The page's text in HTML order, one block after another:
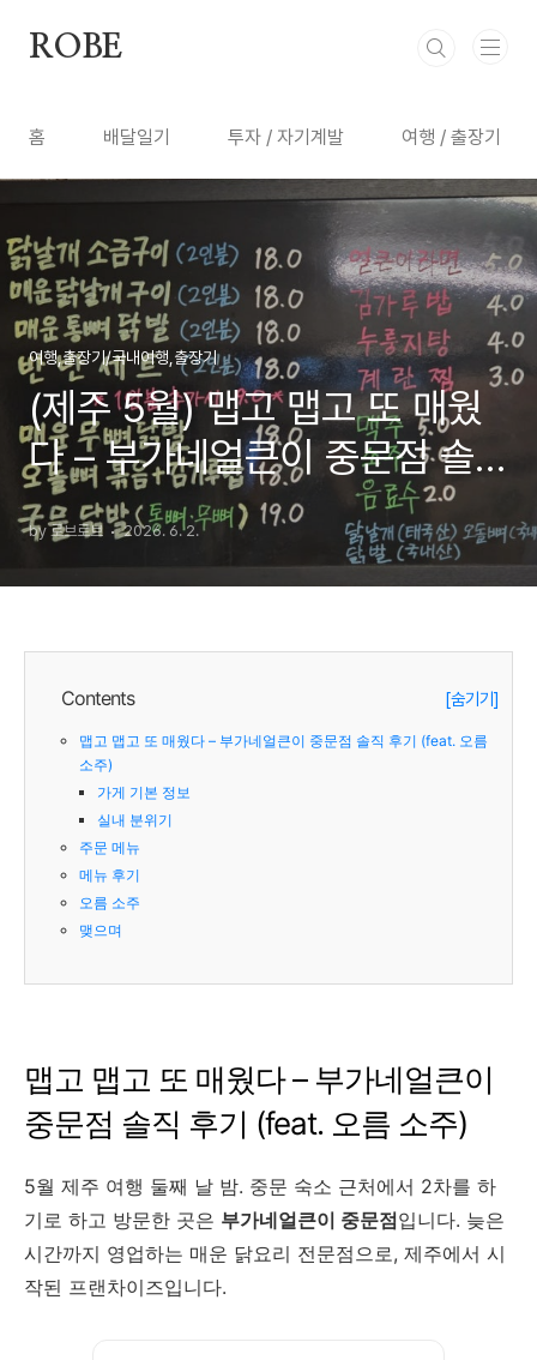
ROBE
홈 배달일기 투자 / 자기계발 여행 / 출장기
여행,출장기/국내여행,출장기
(제주 5월) 맵고 맵고 또 매웠
다 – 부가네얼큰이 중문점 솔
직 후기 (feat. 오름 소주)
by 로브로브 2026. 6. 2.
Contents [숨기기]
맵고 맵고 또 매웠다 – 부가네얼큰이 중문점 솔직 후기 (feat. 오름
소주)
가게 기본 정보
실내 분위기
주문 메뉴
메뉴 후기
오름 소주
맺으며
맵고 맵고 또 매웠다 – 부가네얼큰이
중문점 솔직 후기 (feat. 오름 소주)
5월 제주 여행 둘째 날 밤. 중문 숙소 근처에서 2차를 하
기로 하고 방문한 곳은 부가네얼큰이 중문점입니다. 늦은
시간까지 영업하는 매운 닭요리 전문점으로, 제주에서 시
작된 프랜차이즈입니다.